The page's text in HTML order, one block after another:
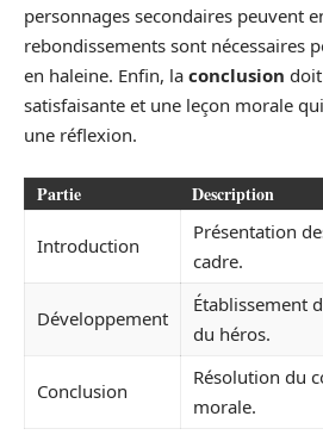
personnages secondaires peuvent
rebondissements sont nécessaires
en haleine. Enfin, la conclusion
satisfaisante et une leçon morale
une réflexion.
Partie Description
Introduction
Présentation
cadre.
Développement
Établissement
du héros.
Conclusion
Résolution du
morale.